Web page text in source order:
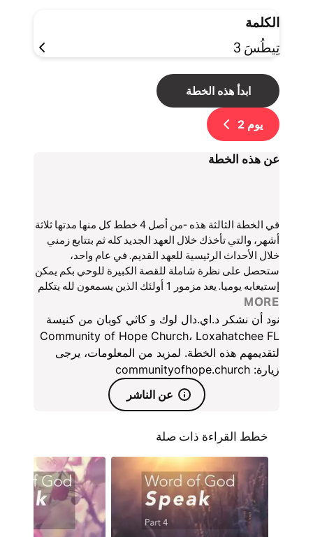
الكلمة
تِيطُسَ 3
ابدأ هذه الخطة
يوم 2
عن هذه الخطة
في الخطة الثالثة هذه -من أصل 4 خطط كل منها مدتها ثلاثة
أشهر، والتي تأخذك خلال العهد الجديد كله ثم بتتابع زمني
خلال الأحداث الرئيسية للعهد القديم. في عام واحد،
ستحصل على نظرة شاملة للقصة الكبيرة للوحي بكم يمكن
إستيعابه يوميا. يعد مزمور 1 أولئك الذين يسمعون لله يتكلم
من خلال كلمته بالنمو بقوة و بالثمر كشجرة يانعة خلال
مواسم الحياة.
MORE
نود أن نشكر د.اي.دال لوك و كاثي كوبان من كنيسة
Community of Hope Church، Loxahatchee FL
لتقديمهم هذه الخطة. لمزيد من المعلومات، يرجى
زيارة: communityofhope.church
عن الناشر
خطط القراءة ذات صلة